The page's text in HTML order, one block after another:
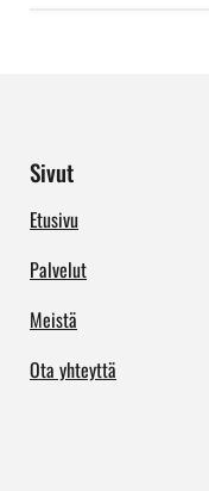
Sivut
Etusivu
Palvelut
Meistä
Ota yhteyttä